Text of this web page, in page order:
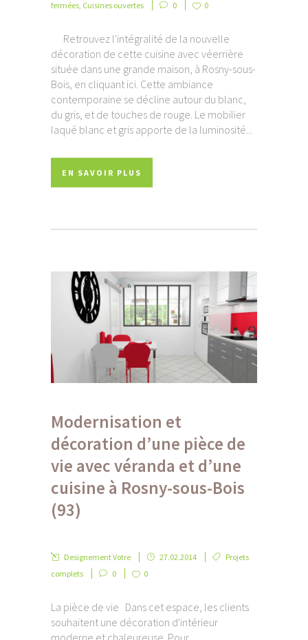
fermées Cuisines ouvertes 0 0
Retrouvez l'intégralité de la nouvelle
décoration de cette cuisine avec véerrière
située dans une grande maison, à Rosny-sous-
Bois, en cliquant ici. Cette ambiance
contemporaine se décline autour du blanc,
du gris, et de touches de rouge. Le mobilier
laqué blanc et gris apporte de la luminosité...
EN SAVOIR PLUS
Modernisation et
décoration d’une pièce de
vie avec véranda et d’une
cuisine à Rosny-sous-Bois
(93)
Designement Votre 27.02.2014
Projets
complets
0 0
La pièce de vie Dans cet espace, les clients
souhaitent une décoration d'intérieur
moderne et chaleureuse. Pour